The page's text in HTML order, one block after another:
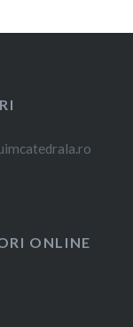
ONLINE